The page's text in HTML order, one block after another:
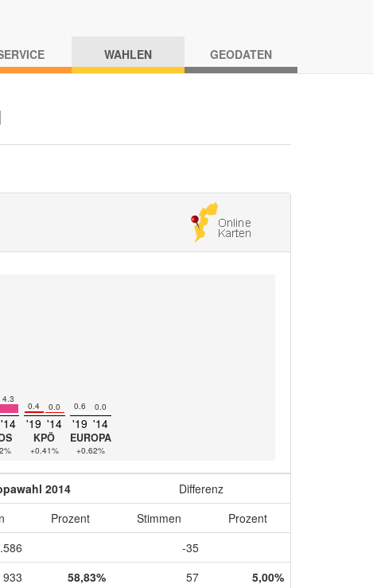
WAHLEN GEODATEN
4.3
'14
0.4 0.0
'19 '14
KPÖ
+0.41%
0.6 0.0
'19 '14
EUROPA
+0.62%
2014
Differenz
Prozent Stimmen
Prozent
-35
933 58,83% 57
5,00%